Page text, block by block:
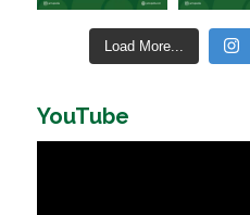
Load More...
YouTube